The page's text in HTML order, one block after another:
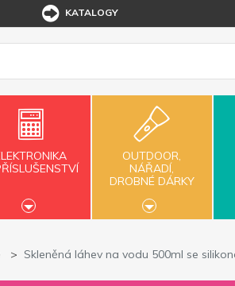
KATALOGY
OUTDOOR,
NÁŘADÍ,
DROBNÉ DÁRKY
Skleněná láhev na vodu 500ml se